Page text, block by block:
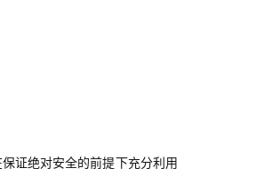
证绝对安全的前提下充分利用